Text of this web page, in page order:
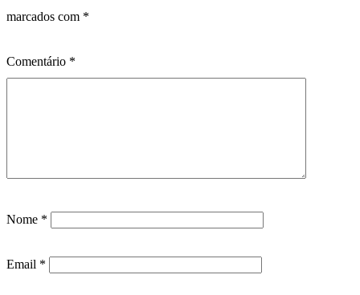
marcados com *
Comentário *
Nome *
Email *